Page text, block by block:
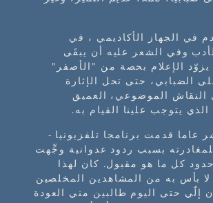
في الجهاز الأكاديمي ، في
وفي الشعر عليه أن يبقَى
يزوّد الإعلام بحصة من "الأصفر"
الضبابي، حتى تحل الإثارة
النقاش الموضوعي، العميق
الذي يتوجب علينا القيام به.
عاما قدمت برنامجا تلفزيونيا -
بسبب ردود عدوانية وجِّهت
كل ما هو مقبول. كان لهذا
لا بأس به من المشاهدين المخلصين
إلّي حتى اليوم طالبين مني العودة